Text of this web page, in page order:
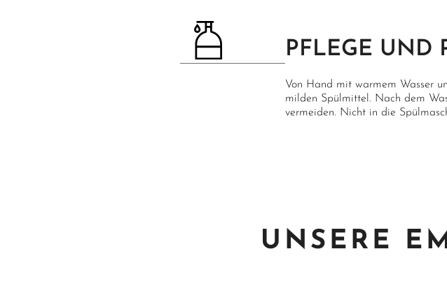
PFLEGE UND
Von Hand mit warmem Wasser
milden Spülmittel. Nach dem
vermeiden. Nicht in die
UNSERE